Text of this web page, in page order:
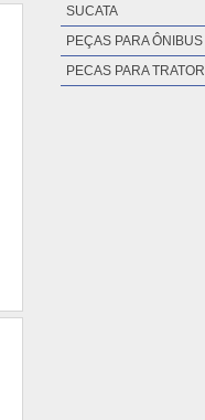
SUCATA
PEÇAS PARA ÔNIBUS
PECAS PARA TRATOR